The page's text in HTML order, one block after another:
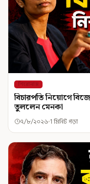
শিরোনাম
বিচারপতি নিয়োগে
তুললেন মেনকা
৭/৮/২০২৬ 1 মিনিট পড়া